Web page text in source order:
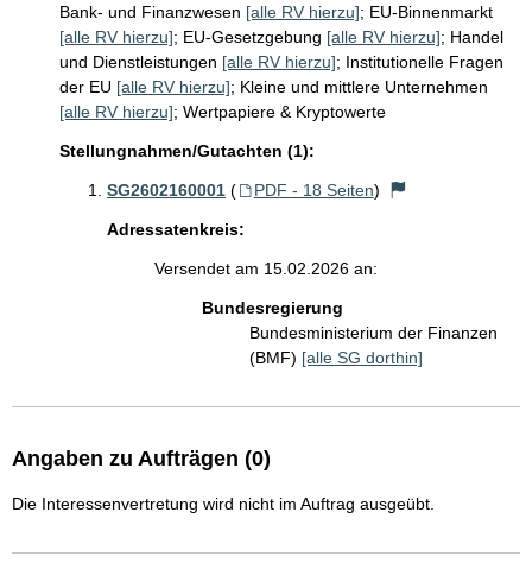
Bank- und Finanzwesen [alle RV hierzu]; EU-Binnenmarkt
[alle RV hierzu]; EU-Gesetzgebung [alle RV hierzu]; Handel
und Dienstleistungen [alle RV hierzu]; Institutionelle Fragen
der EU [alle RV hierzu]; Kleine und mittlere Unternehmen
[alle RV hierzu]; Wertpapiere & Kryptowerte
Stellungnahmen/Gutachten (1):
SG2602160001 ( PDF - 18 Seiten)
Adressatenkreis:
Versendet am 15.02.2026 an:
Bundesregierung
Bundesministerium der Finanzen
(BMF) [alle SG dorthin]
Angaben zu Aufträgen (0)
Die Interessenvertretung wird nicht im Auftrag ausgeübt.